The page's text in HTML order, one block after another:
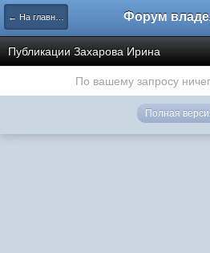
← На главную
Публикации Захарова Ирина
По вашему запросу
Полная